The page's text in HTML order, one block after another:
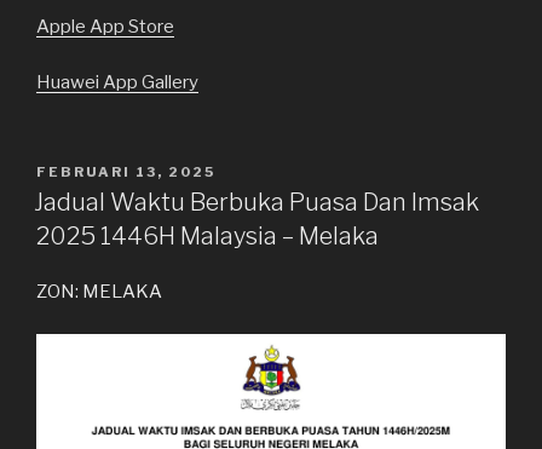
Apple App Store
Huawei App Gallery
DIKIRIM
PADA
FEBRUARI 13, 2025
Jadual Waktu Berbuka Puasa Dan Imsak
2025 1446H Malaysia – Melaka
ZON: MELAKA